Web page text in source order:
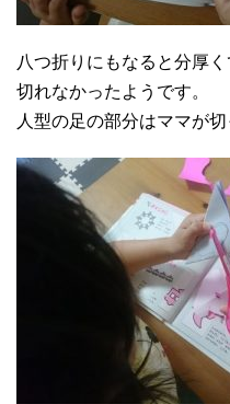
八つ折りにもなると分厚
切れなかったようです。
人型の足の部分はママが